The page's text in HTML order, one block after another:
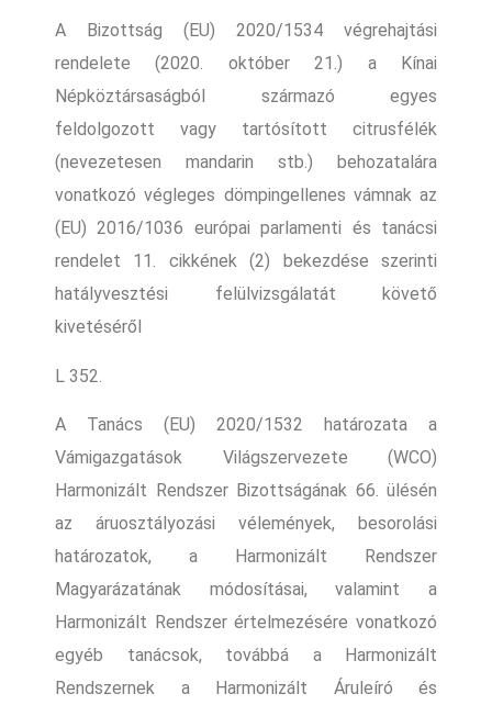
A Bizottság (EU) 2020/1534 végrehajtási
rendelete (2020. október 21.) a Kínai
Népköztársaságból származó egyes
feldolgozott vagy tartósított citrusfélék
(nevezetesen mandarin stb.) behozatalára
vonatkozó végleges dömpingellenes vámnak az
(EU) 2016/1036 európai parlamenti és tanácsi
rendelet 11. cikkének (2) bekezdése szerinti
hatályvesztési felülvizsgálatát követő
kivetéséről
L 352.
A Tanács (EU) 2020/1532 határozata a
Vámigazgatások Világszervezete (WCO)
Harmonizált Rendszer Bizottságának 66. ülésén
az áruosztályozási vélemények, besorolási
határozatok, a Harmonizált Rendszer
Magyarázatának módosításai, valamint a
Harmonizált Rendszer értelmezésére vonatkozó
egyéb tanácsok, továbbá a Harmonizált
Rendszernek a Harmonizált Áruleíró és